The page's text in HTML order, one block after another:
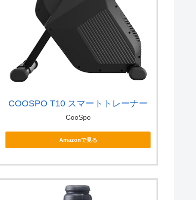
COOSPO T10 スマートトレーナー
CooSpo
Amazonで見る